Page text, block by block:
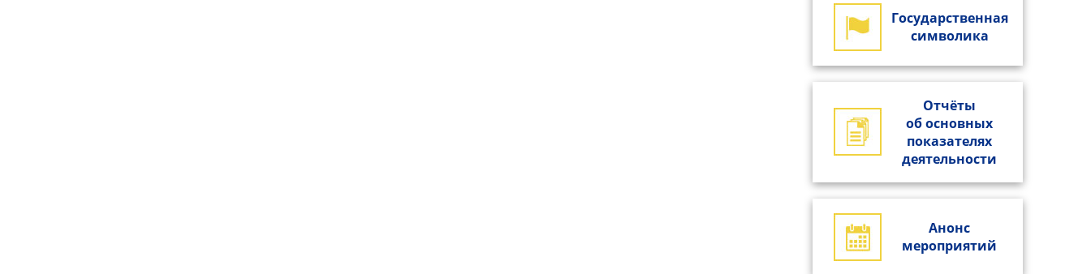
Государственная
символика
Отчёты
об основных
показателях
деятельности
Анонс
мероприятий